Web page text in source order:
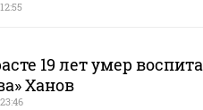
19 лет умер
Ханов